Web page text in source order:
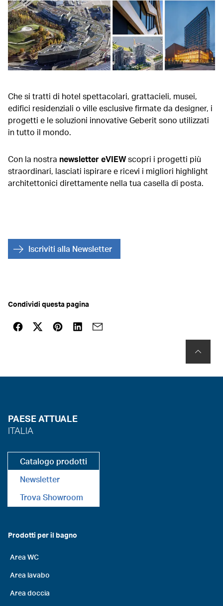
Che si tratti di hotel spettacolari, grattacieli, musei,
edifici residenziali o ville esclusive firmate da designer, i
progetti e le soluzioni innovative Geberit sono utilizzati
in tutto il mondo.
Con la nostra newsletter eVIEWscopri i progetti più
straordinari, lasciati ispirare e ricevi i migliori highlight
architettonici direttamente nella tua casella di posta.
Iscriviti alla Newsletter
Condividi questa pagina
PAESE ATTUALE
ITALIA
Catalogo prodotti
Newsletter
Trova Showroom
Prodotti per il bagno
Area WC
Area lavabo
Area doccia